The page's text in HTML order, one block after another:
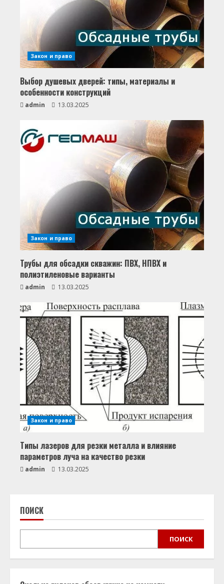
Закон и право
Выбор душевых дверей: типы, материалы и
особенности конструкций
admin 13.03.2025
Закон и право
Трубы для обсадки скважин: ПВХ, НПВХ и
полиэтиленовые варианты
admin 13.03.2025
Закон и право
Типы лазеров для резки металла и влияние
параметров луча на качество резки
admin 13.03.2025
ПОИСК
ПОИСК